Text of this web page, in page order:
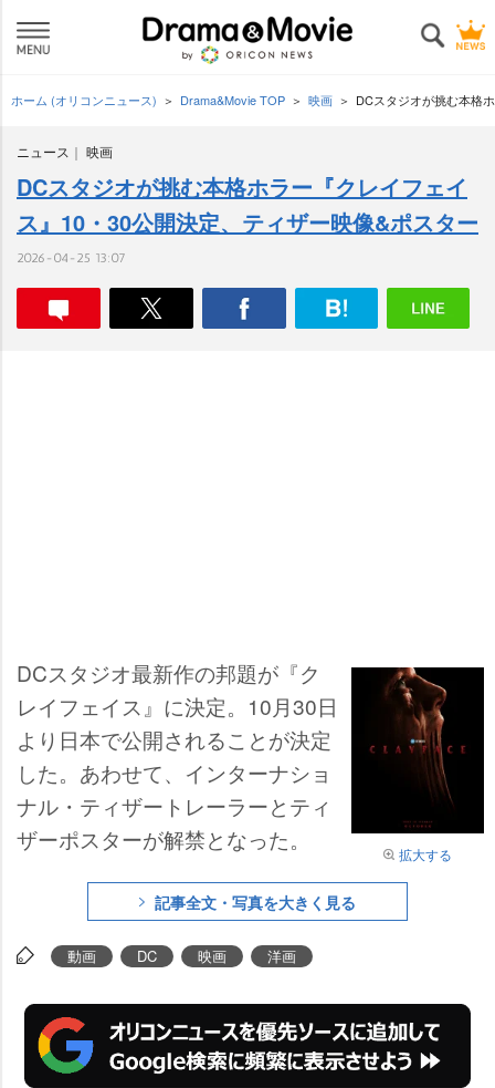
ホーム (オリコンニュース) Drama&Movie TOP 映画 DCスタジオが挑む本格
ニュース 映画
DCスタジオが挑む本格ホラー『クレイフェイ
ス』10・30公開決定、ティザー映像&ポスター
2026-04-25 13:07
拡大する
DCスタジオ最新作の邦題が『ク
レイフェイス』に決定。10月30日
より日本で公開されることが決定
した。あわせて、インターナショ
ナル・ティザートレーラーとティ
ザーポスターが解禁となった。
記事全文・写真を大きく見る
動画 DC 映画 洋画